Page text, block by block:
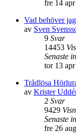
fre 14
Vad behöver
av Sven
9 Svar
14453
Senaste
tor 13
Trådlösa
av Krister
2 Svar
9429
Senaste
fre 26